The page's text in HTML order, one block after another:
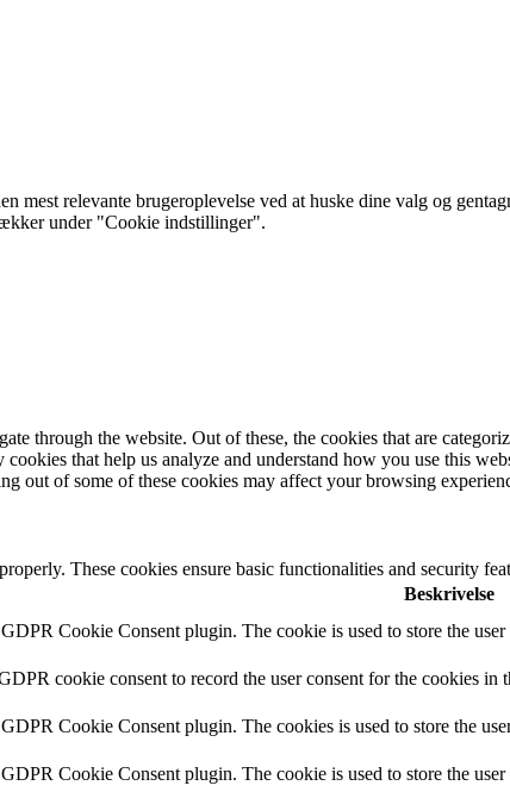
mest relevante brugeroplevelse ved at huske dine valg og
under "Cookie indstillinger".
through the website. Out of these, the cookies that are
that help us analyze and understand how you use this
out of some of these cookies may affect your browsing
These cookies ensure basic functionalities and security
Beskrivelse
Cookie Consent plugin. The cookie is used to store the
cookie consent to record the user consent for the cookies in
Cookie Consent plugin. The cookies is used to store the
Cookie Consent plugin. The cookie is used to store the